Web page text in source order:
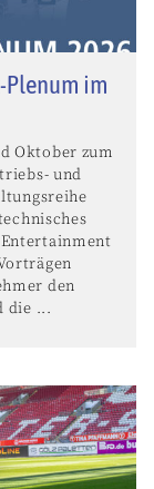
Plenum im
Oktober zum
und
den
die ...